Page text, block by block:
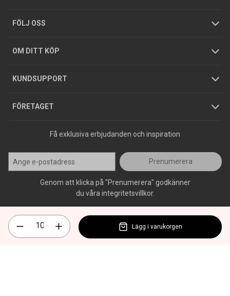
FÖLJ OSS
OM DITT KÖP
Integritetspolicy
GDPR
KUNDSUPPORT
Foldrar och kataloger
Köpguider
Varumärken
FÖRETAGET
Tjänster
Hållbarhet
Jobba hos oss
Press
Få exklusiva erbjudanden och inspiration
Prenumerera
Genom att klicka på "Prenumerera" godkänner
du våra integritetsvillkor.
Lägg i varukorgen